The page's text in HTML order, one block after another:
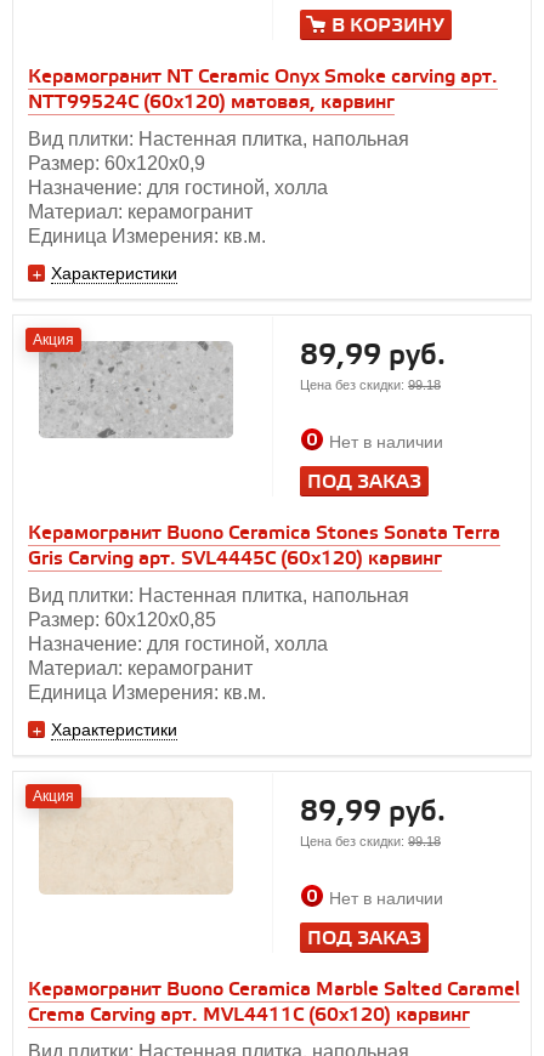
Керамогранит NT Ceramic Onyx Smoke carving арт.
NTT99524C (60x120) матовая, карвинг
Вид плитки: Настенная плитка, напольная
Размер: 60х120х0,9
Назначение: для гостиной, холла
Материал: керамогранит
Единица Измерения: кв.м.
Характеристики
В КОРЗИНУ
Акция
Керамогранит Buono Ceramica Stones Sonata Terra
Gris Carving арт. SVL4445C (60x120) карвинг
Вид плитки: Настенная плитка, напольная
Размер: 60х120х0,85
Назначение: для гостиной, холла
Материал: керамогранит
Единица Измерения: кв.м.
Характеристики
89,99 руб.
Цена без скидки: 99.18
Нет в наличии
ПОД ЗАКАЗ
Акция
Керамогранит Buono Ceramica Marble Salted Сaramel
Crema Carving арт. MVL4411C (60x120) карвинг
Вид плитки: Настенная плитка, напольная
89,99 руб.
Цена без скидки: 99.18
Нет в наличии
ПОД ЗАКАЗ